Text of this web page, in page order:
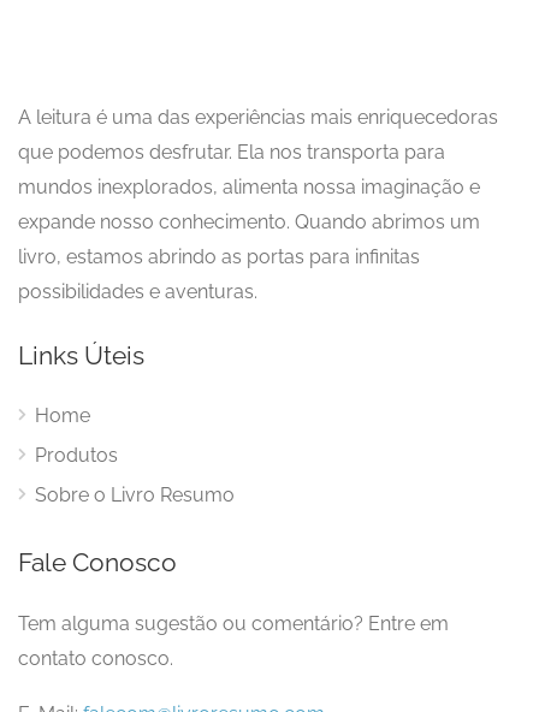
A leitura é uma das experiências mais enriquecedoras
que podemos desfrutar. Ela nos transporta para
mundos inexplorados, alimenta nossa imaginação e
expande nosso conhecimento. Quando abrimos um
livro, estamos abrindo as portas para infinitas
possibilidades e aventuras.
Links Úteis
Home
Produtos
Sobre o Livro Resumo
Fale Conosco
Tem alguma sugestão ou comentário? Entre em
contato conosco.